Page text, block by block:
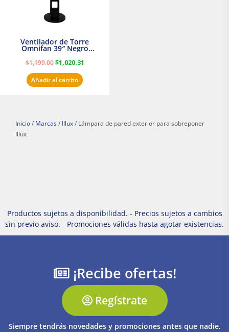
Ventilador de Torre
Omnifan 39″ Negro
$1,199.00 $1,020.31
Añadir al carrito
Inicio / Marcas / Illux / Lámpara de pared exterior para sobreponer
Illux
Productos sujetos a disponibilidad. - Precios sujetos a cambios
sin previo aviso. - Promociones válidas hasta agotar existencias.
¡Recibe ofertas!
Regístrate
Siempre tendrás novedades y promociones antes que nadie.